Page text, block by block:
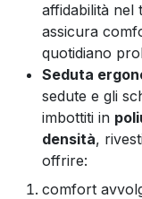
affidabilità nel
assicura
quotidiano
Seduta
sedute e gli
imbottiti in
densità,
offrire:
comfort